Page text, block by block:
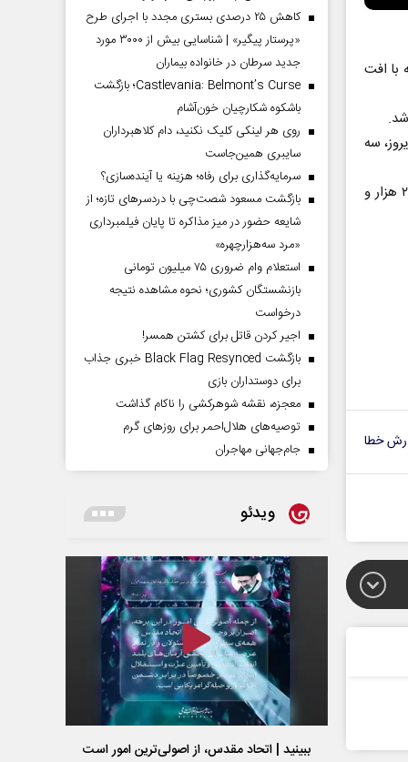
تومان و ربع سکه با افت
با دیروز، سه
امروز بهای هر اونس طلا در بازارهای جهانی با ۸ دلار کاهش تا لحظه تنظیم خبر، به ۲ هزار و
خطا
کاهش ۲۵ درصدی بستری مجدد با اجرای طرح
«پرستار پیگیر» | شناسایی بیش از ۳۰۰۰ مورد
جدید سرطان در خانواده بیماران
Castlevania: Belmont’s Curse؛ بازگشت
باشکوه شکارچیان خون‌آشام
روی هر لینکی کلیک نکنید، دام کلاهبرداران
سایبری همین‌جاست
سرمایه‌گذاری برای رفاه؛ هزینه یا آینده‌سازی؟
بازگشت مسعود شصت‌چی با دردسر‌های تازه؛ از
شایعه حضور در میز مذاکره تا پایان فیلمبرداری
«مرد سه‌هزارچهره»
استعلام وام ضروری ۷۵ میلیون تومانی
بازنشستگان کشوری؛ نحوه مشاهده نتیجه
درخواست
اجیر کردن قاتل برای کشتن همسر!
بازگشت Black Flag Resynced خبری جذاب
برای دوستداران بازی
معجزه، نقشه شوهرکشی را ناکام گذاشت
توصیه‌های هلال‌احمر برای روز‌های گرم
جام‌جهانی مهاجران
ویدئو
ببینید | اتحاد مقدس، از اصولی‌ترین امور است